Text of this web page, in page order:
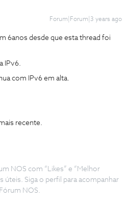
Forum|Forum|3 years ago
6anos desde que esta thread foi
IPv6.
com IPv6 em alta.
recente.
NOS com “Likes” e “Melhor
úteis. Siga o perfil para acompanhar
NOS.